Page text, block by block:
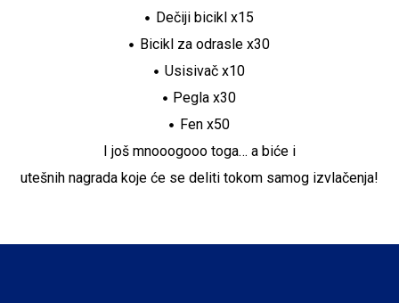
Dečiji bicikl x15
Bicikl za odrasle x30
Usisivač x10
Pegla x30
Fen x50
I još mnooogooo toga… a biće i
utešnih nagrada koje će se deliti tokom samog izvlačenja!